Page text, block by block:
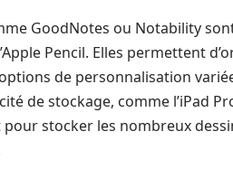
GoodNotes ou Notability
Pencil. Elles permettent
de personnalisation
de stockage, comme l’iPad
pour stocker les nombreux